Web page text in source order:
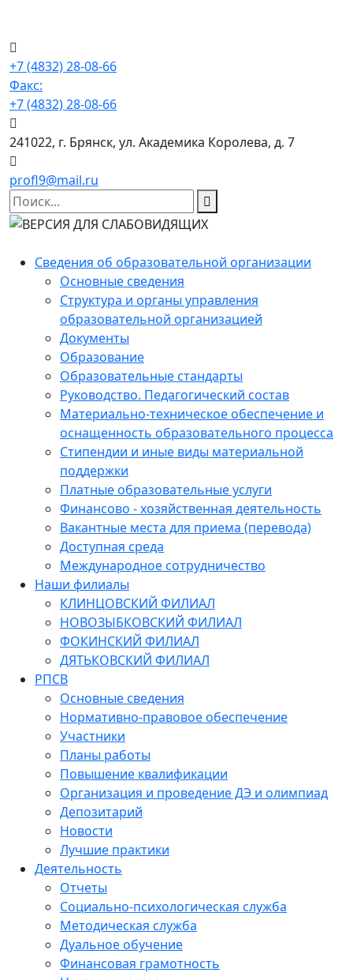
+7 (4832) 28-08-66
Факс:
+7 (4832) 28-08-66
241022, г. Брянск, ул. Академика Королева, д. 7
profl9@mail.ru
Сведения об образовательной организации
Основные сведения
Структура и органы управления
образовательной организацией
Документы
Образование
Образовательные стандарты
Руководство. Педагогический состав
Материально-техническое обеспечение и
оснащенность образовательного процесса
Стипендии и иные виды материальной
поддержки
Платные образовательные услуги
Финансово - хозяйственная деятельность
Вакантные места для приема (перевода)
Доступная среда
Международное сотрудничество
Наши филиалы
КЛИНЦОВСКИЙ ФИЛИАЛ
НОВОЗЫБКОВСКИЙ ФИЛИАЛ
ФОКИНСКИЙ ФИЛИАЛ
ДЯТЬКОВСКИЙ ФИЛИАЛ
РПСВ
Основные сведения
Нормативно-правовое обеспечение
Участники
Планы работы
Повышение квалификации
Организация и проведение ДЭ и олимпиад
Депозитарий
Новости
Лучшие практики
Деятельность
Отчеты
Социально-психологическая служба
Методическая служба
Дуальное обучение
Финансовая грамотность